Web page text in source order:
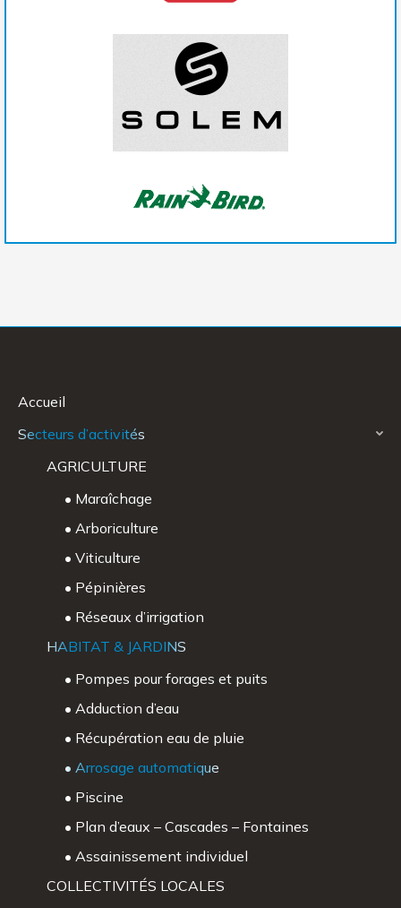
Accueil
Secteurs d’activités
AGRICULTURE
• Maraîchage
• Arboriculture
• Viticulture
• Pépinières
• Réseaux d’irrigation
HABITAT & JARDINS
• Pompes pour forages et puits
• Adduction d’eau
• Récupération eau de pluie
• Arrosage automatique
• Piscine
• Plan d’eaux – Cascades – Fontaines
• Assainissement individuel
COLLECTIVITÉS LOCALES